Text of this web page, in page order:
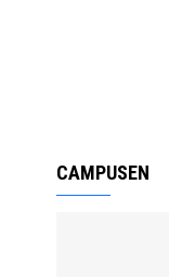
CAMPUSEN